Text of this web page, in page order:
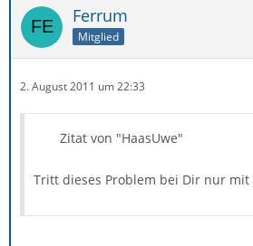
Ferrum
Mitglied
2. August 2011 um 22:33
Zitat von "HaasUwe"
Tritt dieses Problem bei Dir nur mit